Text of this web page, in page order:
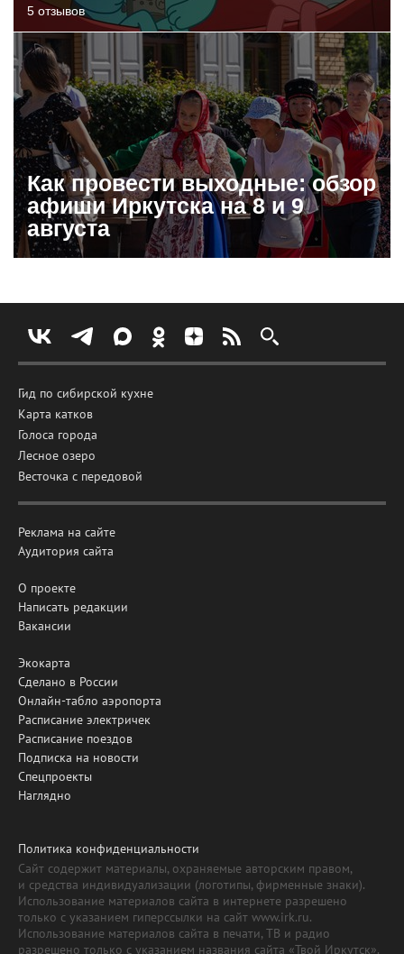
5 отзывов
Как провести выходные: обзор
афиши Иркутска на 8 и 9
августа
Гид по сибирской кухне
Карта катков
Голоса города
Лесное озеро
Весточка с передовой
Реклама на сайте
Аудитория сайта
О проекте
Написать редакции
Вакансии
Экокарта
Сделано в России
Онлайн-табло аэропорта
Расписание электричек
Расписание поездов
Подписка на новости
Спецпроекты
Наглядно
Политика конфиденциальности
Сайт содержит материалы, охраняемые авторским правом,
и средства индивидуализации (логотипы, фирменные знаки).
Использование материалов сайта в интернете разрешено
только с указанием гиперссылки на сайт www.irk.ru.
Использование материалов сайта в печати, ТВ и радио
разрешено только с указанием названия сайта «Твой Иркутск».